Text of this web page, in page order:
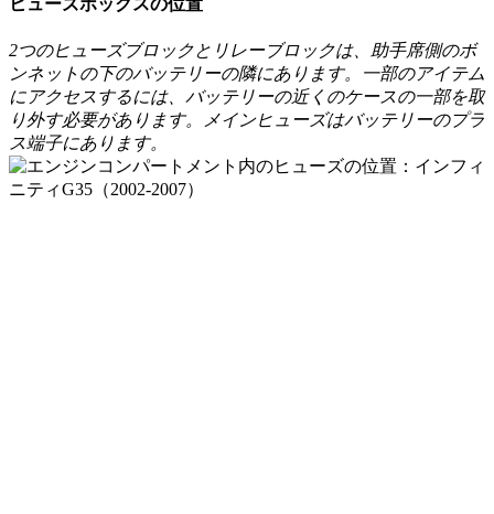
ヒューズボックスの位置
2つのヒューズブロックとリレーブロックは、助手席側のボ
ンネットの下のバッテリーの隣にあります。
一部のアイテム
にアクセスするには、バッテリーの近くのケースの一部を取
り外す必要があります。
メインヒューズはバッテリーのプラ
ス端子にあります。